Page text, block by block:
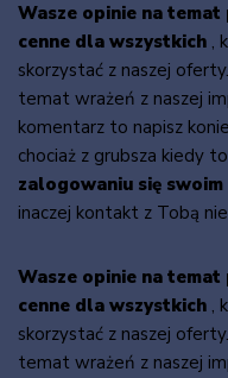
Wasze opinie na temat
cenne dla wszystkich ,
skorzystać z naszej
temat wrażeń z naszej
komentarz to napisz
chociaż z grubsza kiedy
zalogowaniu się
inaczej kontakt z Tobą
Wasze opinie na temat
cenne dla wszystkich ,
skorzystać z naszej
temat wrażeń z naszej